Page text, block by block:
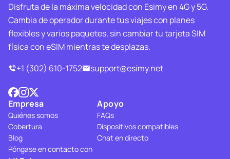
Disfruta de la máxima velocidad con Esimy en 4G y 5G.
Cambia de operador durante tus viajes con planes
flexibles y varios paquetes, sin cambiar tu tarjeta SIM
física con eSIM mientras te desplazas.
+1 (302) 610-1752
support@esimy.net
Empresa
Quiénes somos
Cobertura
Blog
Póngase en contacto con
Apoyo
FAQs
Dispositivos compatibles
Chat en directo